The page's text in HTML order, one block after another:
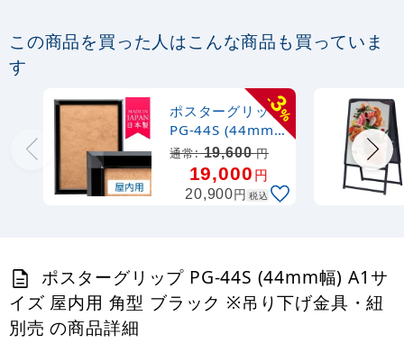
この商品を買った人はこんな商品も買っていま
す
-
3
%
ポスターグリップ
PG-44S (44mm
幅) A0サイズ 屋
内用 角型 ブラッ
ク ※吊り下げ金
具・紐 別売
通常:19,600円
19,000円
20,900円 税込
ポスターグリップ PG-44S (44mm幅) A1サ
イズ 屋内用 角型 ブラック ※吊り下げ金具・紐
別売 の商品詳細